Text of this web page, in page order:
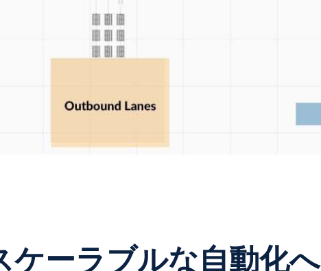
ケーラブルな自動化へ